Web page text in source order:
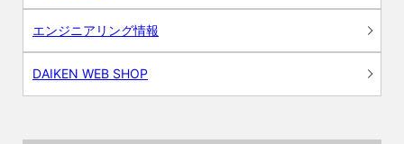
エンジニアリング情報
DAIKEN WEB SHOP